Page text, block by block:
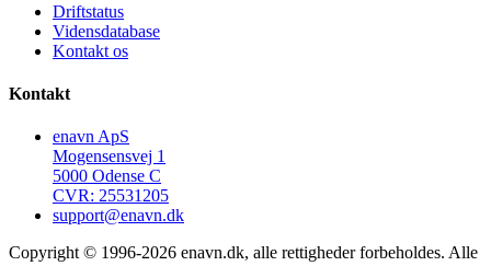
Driftstatus
Vidensdatabase
Kontakt os
Kontakt
enavn ApS
Mogensensvej 1
5000 Odense C
CVR: 25531205
support@enavn.dk
Copyright © 1996-2026 enavn.dk, alle rettigheder forbeholdes. Alle